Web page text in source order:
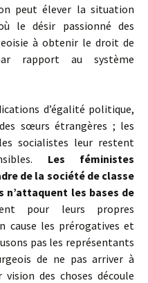
peut élever la situation
le désir passionné des
à obtenir le droit de
rapport au système
d’égalité politique,
sœurs étrangères ; les
socialistes leur restent
Les féministes
de la société de classe
n’attaquent les bases de
pour leurs propres
cause les prérogatives et
pas les représentants
de ne pas arriver à
des choses découle